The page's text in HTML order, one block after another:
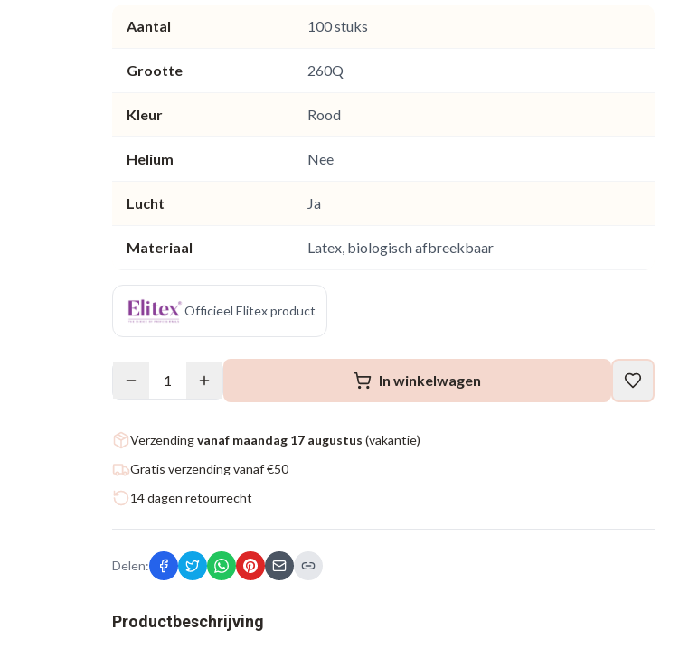
Aantal 100 stuks
Grootte 260Q
Kleur Rood
Helium Nee
Lucht Ja
Materiaal Latex, biologisch afbreekbaar
Officieel Elitex product
1 In winkelwagen
Verzendingvanaf maandag 17 augustus (vakantie)
Gratis verzending vanaf €50
14 dagen retourrecht
Delen:
Productbeschrijving